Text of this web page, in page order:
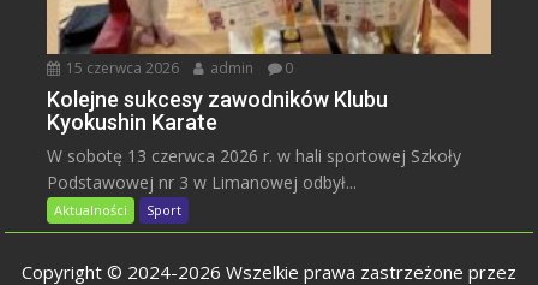
15 czerwca 2026 admin 0
Kolejne sukcesy zawodników Klubu
Kyokushin Karate
W sobotę 13 czerwca 2026 r. w hali sportowej Szkoły
Podstawowej nr 3 w Limanowej odbył...
Aktualności Sport
Copyright © 2024-2026 Wszelkie prawa zastrzeżone przez